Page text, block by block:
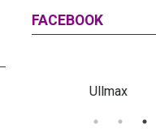
FACEBOOK